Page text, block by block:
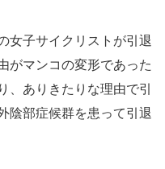
女子サイクリストが引退
がマンコの変形であった
、ありきたりな理由で引
陰部症候群を患って引退